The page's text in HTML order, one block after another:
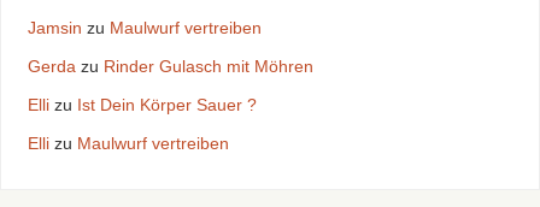
Jamsin zu Maulwurf vertreiben
Gerda zu Rinder Gulasch mit Möhren
Ellizu Ist Dein Körper Sauer ?
Ellizu Maulwurf vertreiben